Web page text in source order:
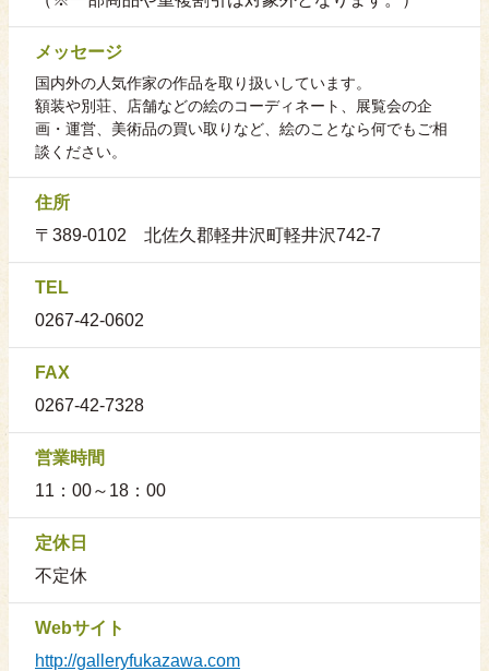
メッセージ
国内外の人気作家の作品を取り扱いしています。
額装や別荘、店舗などの絵のコーディネート、展覧会の企
画・運営、美術品の買い取りなど、絵のことなら何でもご相
談ください。
住所
〒389-0102 北佐久郡軽井沢町軽井沢742-7
TEL
0267-42-0602
FAX
0267-42-7328
営業時間
11：00～18：00
定休日
不定休
Webサイト
http://galleryfukazawa.com